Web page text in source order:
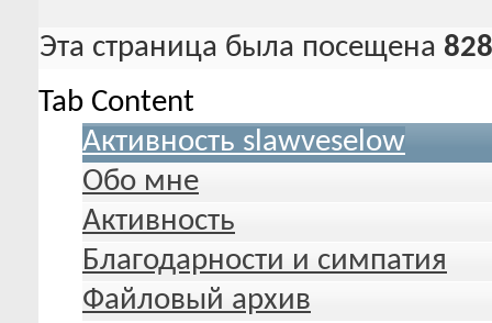
Эта страница была посещена 828
Tab Content
Активность slawveselow
Обо мне
Активность
Благодарности и симпатия
Файловый архив